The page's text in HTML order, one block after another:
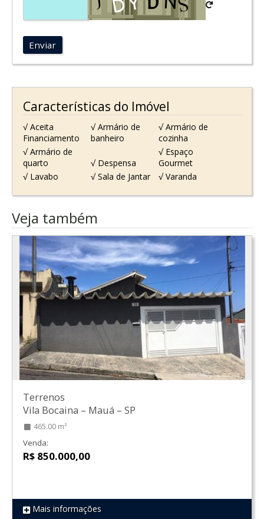
Enviar
Características do Imóvel
√ Aceita
Financiamento
√ Armário de
banheiro
√ Armário de
cozinha
√ Armário de
quarto
√ Despensa
√ Espaço
Gourmet
√ Lavabo
√ Sala de Jantar √ Varanda
Veja também
REF 8
Terrenos
Vila Bocaina – Mauá – SP
465.00 m²
Venda:
R$ 850.000,00
Mais informações